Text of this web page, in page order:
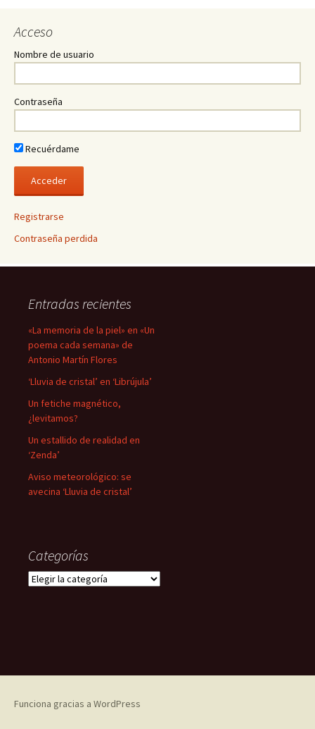
Acceso
Nombre de usuario
Contraseña
Recuérdame
Registrarse
Contraseña perdida
Entradas recientes
«La memoria de la piel» en «Un
poema cada semana» de
Antonio Martín Flores
‘Lluvia de cristal’ en ‘Librújula’
Un fetiche magnético,
¿levitamos?
Un estallido de realidad en
‘Zenda’
Aviso meteorológico: se
avecina ‘Lluvia de cristal’
Categorías
Categorías
Funciona gracias a WordPress